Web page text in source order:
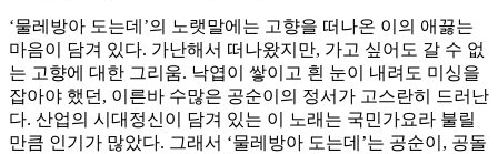
‘물레방아 도는데’의 노랫말에는 고향을 떠나온 이의 애끓는
마음이 담겨 있다. 가난해서 떠나왔지만, 가고 싶어도 갈 수 없
는 고향에 대한 그리움. 낙엽이 쌓이고 흰 눈이 내려도 미싱을
잡아야 했던, 이른바 수많은 공순이의 정서가 고스란히 드러난
다. 산업의 시대정신이 담겨 있는 이 노래는 국민가요라 불릴
만큼 인기가 많았다. 그래서 ‘물레방아 도는데’는 공순이, 공돌